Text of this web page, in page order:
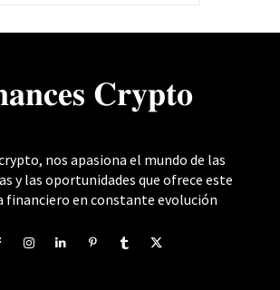
𝐂𝐫𝐲𝐩𝐭𝐨
nos apasiona el mundo de las
y las oportunidades que ofrece este
financiero en constante evolución